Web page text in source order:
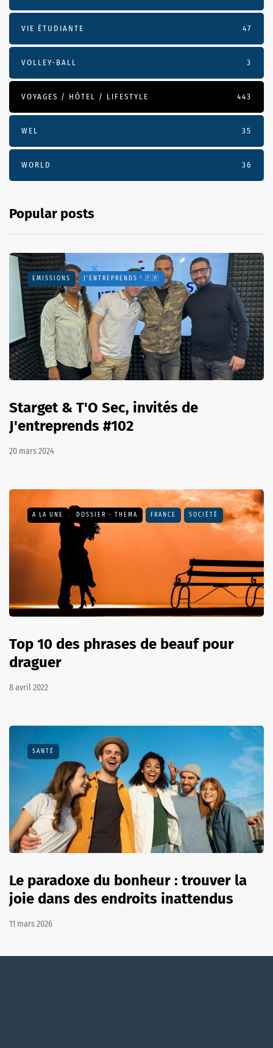
VIE ÉTUDIANTE 47
VOLLEY-BALL 3
VOYAGES / HÔTEL / LIFESTYLE 443
WEL 35
WORLD 36
Popular posts
EMISSIONS J'ENTREPRENDS ! 🇫🇷
Starget & T'O Sec, invités de
J'entreprends #102
20 mars 2024
A LA UNE DOSSIER - THEMA FRANCE SOCIÉTÉ
Top 10 des phrases de beauf pour
draguer
8 avril 2022
SANTÉ
Le paradoxe du bonheur : trouver la
joie dans des endroits inattendus
11 mars 2026